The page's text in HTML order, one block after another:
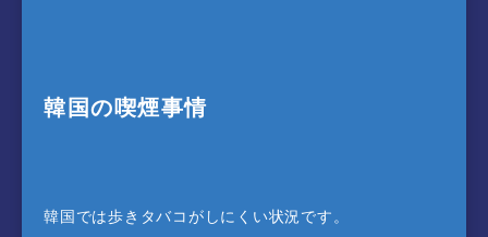
韓国の喫煙事情
韓国では歩きタバコがしにくい状況です。